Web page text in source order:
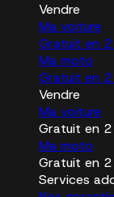
Vendre
Ma voiture
Gratuit en 2
Ma moto
Gratuit en 2
Vendre
Ma voiture
Gratuit en 2
Ma moto
Gratuit en 2
Services